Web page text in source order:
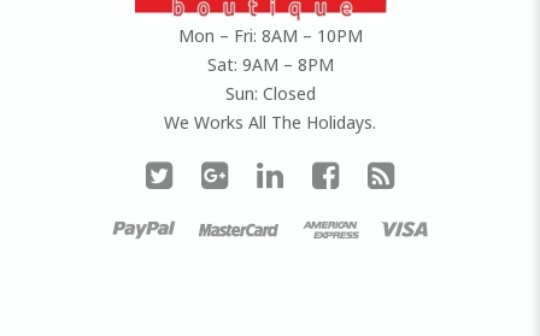
Mon – Fri: 8AM – 10PM
Sat: 9AM – 8PM
Sun: Closed
We Works All The Holidays.